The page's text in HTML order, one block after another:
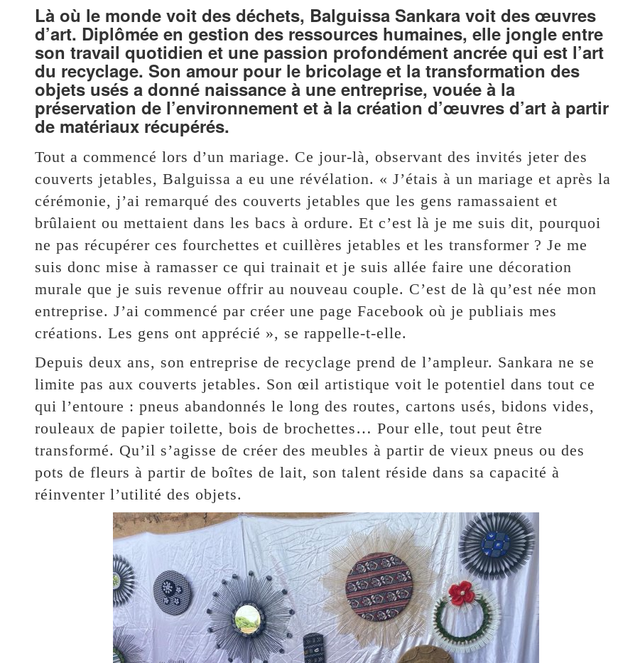
Là où le monde voit des déchets, Balguissa Sankara voit des œuvres
d’art. Diplômée en gestion des ressources humaines, elle jongle entre
son travail quotidien et une passion profondément ancrée qui est l’art
du recyclage. Son amour pour le bricolage et la transformation des
objets usés a donné naissance à une entreprise, vouée à la
préservation de l’environnement et à la création d’œuvres d’art à partir
de matériaux récupérés.
Tout a commencé lors d’un mariage. Ce jour-là, observant des invités jeter des
couverts jetables, Balguissa a eu une révélation. « J’étais à un mariage et après la
cérémonie, j’ai remarqué des couverts jetables que les gens ramassaient et
brûlaient ou mettaient dans les bacs à ordure. Et c’est là je me suis dit, pourquoi
ne pas récupérer ces fourchettes et cuillères jetables et les transformer ? Je me
suis donc mise à ramasser ce qui trainait et je suis allée faire une décoration
murale que je suis revenue offrir au nouveau couple. C’est de là qu’est née mon
entreprise. J’ai commencé par créer une page Facebook où je publiais mes
créations. Les gens ont apprécié », se rappelle-t-elle.
Depuis deux ans, son entreprise de recyclage prend de l’ampleur. Sankara ne se
limite pas aux couverts jetables. Son œil artistique voit le potentiel dans tout ce
qui l’entoure : pneus abandonnés le long des routes, cartons usés, bidons vides,
rouleaux de papier toilette, bois de brochettes… Pour elle, tout peut être
transformé. Qu’il s’agisse de créer des meubles à partir de vieux pneus ou des
pots de fleurs à partir de boîtes de lait, son talent réside dans sa capacité à
réinventer l’utilité des objets.